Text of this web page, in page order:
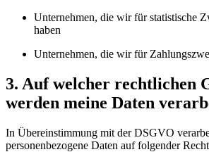
Unternehmen, die wir für statistische
haben
Unternehmen, die wir für
3. Auf welcher rechtlichen
werden meine Daten
In Übereinstimmung mit der DSGVO
personenbezogene Daten auf folgender